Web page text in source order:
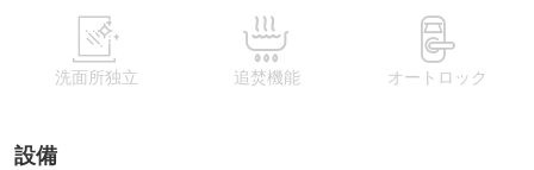
洗面所独立 追焚機能 オートロック
設備